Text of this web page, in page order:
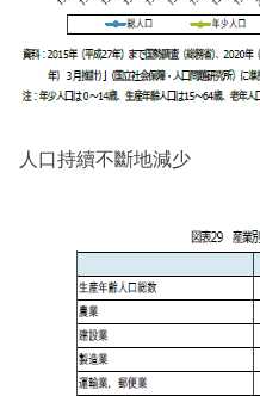
人口持續不斷地減少